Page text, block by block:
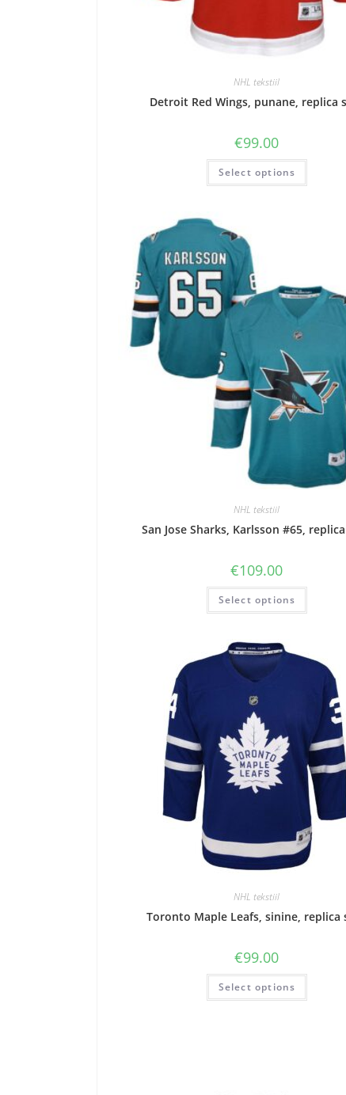
NHL tekstiil
Detroit Red Wings, punane, replica
€99.00
Select options
NHL tekstiil
San Jose Sharks, Karlsson #65,
€109.00
Select options
NHL tekstiil
Toronto Maple Leafs, sinine, replica
€99.00
Select options